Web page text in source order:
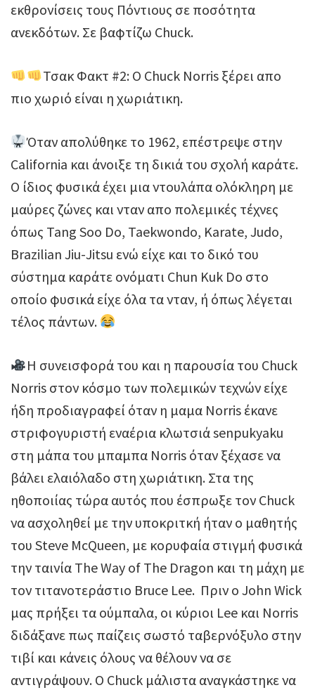
εκθρονίσεις τους Πόντιους σε ποσότητα
ανεκδότων. Σε βαφτίζω Chuck.
Τσακ Φακτ #2: Ο Chuck Norris ξέρει απο
πιο χωριό είναι η χωριάτικη.
Όταν απολύθηκε το 1962, επέστρεψε στην
California και άνοιξε τη δικιά του σχολή καράτε.
Ο ίδιος φυσικά έχει μια ντουλάπα ολόκληρη με
μαύρες ζώνες και νταν απο πολεμικές τέχνες
όπως Tang Soo Do, Taekwondo, Karate, Judo,
Brazilian Jiu-Jitsu ενώ είχε και το δικό του
σύστημα καράτε ονόματι Chun Kuk Do στο
οποίο φυσικά είχε όλα τα νταν, ή όπως λέγεται
τέλος πάντων.
Η συνεισφορά του και η παρουσία του Chuck
Norris στον κόσμο των πολεμικών τεχνών είχε
ήδη προδιαγραφεί όταν η μαμα Norris έκανε
στριφογυριστή εναέρια κλωτσιά senpukyaku
στη μάπα του μπαμπα Norris όταν ξέχασε να
βάλει ελαιόλαδο στη χωριάτικη. Στα της
ηθοποιίας τώρα αυτός που έσπρωξε τον Chuck
να ασχοληθεί με την υποκριτκή ήταν ο μαθητής
του Steve McQueen, με κορυφαία στιγμή φυσικά
την ταινία The Way of The Dragon και τη μάχη με
τον τιτανοτεράστιο Bruce Lee. Πριν ο John Wick
μας πρήξει τα ούμπαλα, οι κύριοι Lee και Norris
διδάξανε πως παίζεις σωστό ταβερνόξυλο στην
τιβί και κάνεις όλους να θέλουν να σε
αντιγράψουν. Ο Chuck μάλιστα αναγκάστηκε να